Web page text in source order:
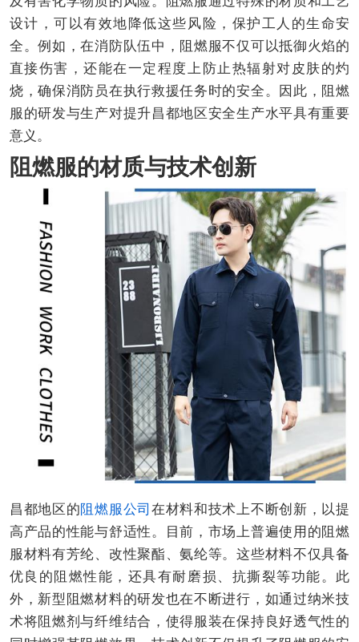
设计，可以有效地降低这些风险，保护工人的生命安
全。例如，在消防队伍中，阻燃服不仅可以抵御火焰的
直接伤害，还能在一定程度上防止热辐射对皮肤的灼
烧，确保消防员在执行救援任务时的安全。因此，阻燃
服的研发与生产对提升昌都地区安全生产水平具有重要
意义。
阻燃服的材质与技术创新
昌都地区的阻燃服公司 在材料和技术上不断创新，以提
高产品的性能与舒适性。目前，市场上普遍使用的阻燃
服材料有芳纶、改性聚酯、氨纶等。这些材料不仅具备
优良的阻燃性能，还具有耐磨损、抗撕裂等功能。此
外，新型阻燃材料的研发也在不断进行，如通过纳米技
术将阻燃剂与纤维结合，使得服装在保持良好透气性的